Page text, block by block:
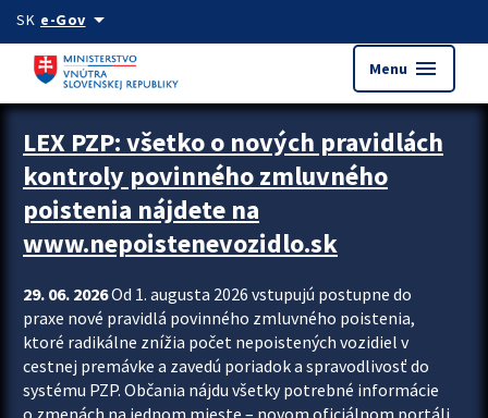
Preskocit na hlavný obsah
SK e-Govarrow_drop_down
Menu menu
Zastavit automatický posun upútavok
LEX PZP: všetko o nových pravidlách
kontroly povinného zmluvného
poistenia nájdete na
www.nepoistenevozidlo.sk
29. 06. 2026Od 1. augusta 2026 vstupujú postupne do
praxe nové pravidlá povinného zmluvného poistenia,
ktoré radikálne znížia počet nepoistených vozidiel v
cestnej premávke a zavedú poriadok a spravodlivosť do
systému PZP. Občania nájdu všetky potrebné informácie